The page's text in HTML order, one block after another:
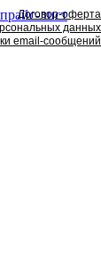
лист
Договор-оферта
данных
email-сообщений